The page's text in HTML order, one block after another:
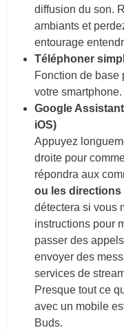
diffusion du son.
ambiants et
entourage
Téléphoner
Fonction de base
votre smartphone.
Google
iOS)
Appuyez
droite pour
répondra aux
ou les directions
détectera si vous
instructions pour
passer des
envoyer des
services de
Presque tout ce
avec un mobile
Buds.